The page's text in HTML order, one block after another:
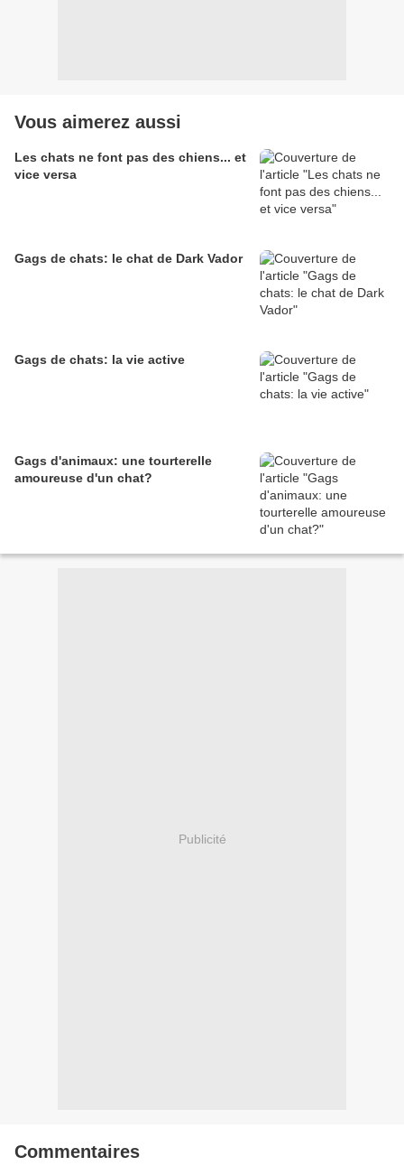
Vous aimerez aussi
Les chats ne font pas des chiens... et
vice versa
Gags de chats: le chat de Dark Vador
Gags de chats: la vie active
Gags d'animaux: une tourterelle
amoureuse d'un chat?
Publicité
Commentaires